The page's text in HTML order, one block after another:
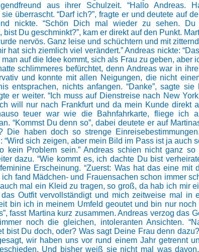
aus ihrer Schulzeit. “Hallo Andreas.
überrascht. “Darf ich?”, fragte er und deutete auf
nickte. “Schön Dich mal wieder zu sehen.
bist Du geschminkt?”, kam er direkt auf den Punkt.
nervös. Ganz leise und schüchtern und mit
hat sich ziemlich viel verändert.” Andreas nickte:
man auf die Idee kommt, sich als Frau zu geben, aber
schlimmeres befürchtet, denn Andreas war in
und konnte mit allen Neigungen, die nicht
entsprachen, nichts anfangen. “Danke”, sagte
er weiter. “Ich muss auf Dienstreise nach New
will nur nach Frankfurt und da mein Kunde direkt
teuer war wie die Bahnfahrkarte, fliege ich
“Kommst Du denn so”, dabei deutete er auf
Die haben doch so strenge
“Wird sich zeigen, aber mein Bild im Pass ist ja auch
kein Problem sein.” Andreas schien nicht ganz so
dazu. “Wie kommt es, ich dachte Du bist
Erscheinung. “Zuerst: Was hat das eine mit
fand Mädchen- und Frauensachen schon immer
mal ein Kleid zu tragen, so groß, da hab ich mir
Outfit vervollständigt und mich zeitweise mal in
bin ich in meinem Umfeld geoutet und bin nur
fasst Martina kurz zusammen. Andreas verzog das
noch die gleichen, intoleranten Ansichten.
bist Du doch, oder? Was sagt Deine Frau denn
wir haben uns vor rund einem Jahr getrennt
Und bisher weiß sie nicht mal was